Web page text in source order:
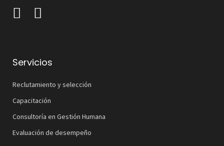
Servicios
Reclutamiento y selección
Capacitación
Consultoría en Gestión Humana
Evaluación de desempeño